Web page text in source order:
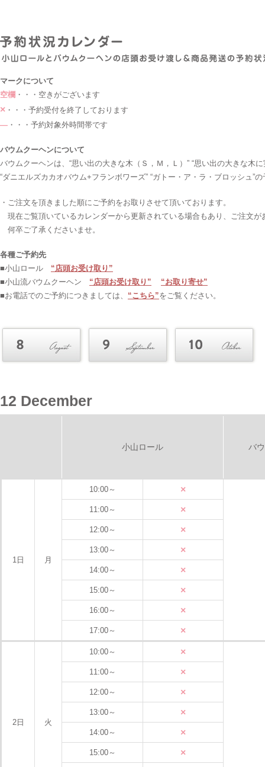
マークについて
空欄 ・・・空きがございます
× ・・・予約受付を終了しております
― ・・・予約対象外時間帯です
バウムクーヘンについて
バウムクーヘンは、“思い出の大きな木（Ｓ，Ｍ，Ｌ）” “思い出の大きな木
“ダニエルズカカオバウム+フランボワーズ” “ガトー・ア・ラ・ブロッシュ”
・ご注文を頂きました順にご予約をお取りさせて頂いております。
現在ご覧頂いているカレンダーから更新されている場合もあり、ご注文
何卒ご了承くださいませ。
各種ご予約先
■小山ロール “店頭お受け取り”
■小山流バウムクーヘン “店頭お受け取り”
“お取り寄せ”
■お電話でのご予約につきましては、 “こちら”をご覧ください。
12 December
小山ロール バ
1日 月
10:00～ ×
11:00～ ×
12:00～ ×
13:00～ ×
14:00～ ×
15:00～ ×
16:00～ ×
17:00～ ×
2日 火
10:00～ ×
11:00～ ×
12:00～ ×
13:00～ ×
14:00～ ×
15:00～ ×